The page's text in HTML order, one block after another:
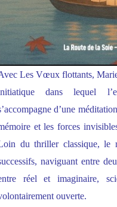
Les Vœux flottants,
dans lequel
d’une
et les forces
du thriller classique, le
naviguant entre
réel et imaginaire,
ouverte.